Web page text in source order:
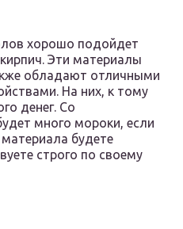
хорошо подойдет
Эти материалы
обладают отличными
На них, к тому
денег. Со
много мороки, если
будете
строго по своему